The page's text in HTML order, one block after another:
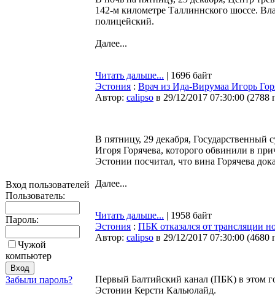
Вход пользователей
Пользователь:
Пароль:
Чужой
компьютер
Забыли пароль?
142-м километре Таллиннского шоссе.
полицейский.
Далее...
Читать дальше... | 1696 байт
Эстония : Врач из Ида-Вирумаа Игорь
Автор: calipso в 29/12/2017 07:30:00 (2788
В пятницу, 29 декабря, Государственный
Игоря Горячева, которого обвинили в
Эстонии посчитал, что вина Горячева
Далее...
Читать дальше... | 1958 байт
Эстония : ПБК отказался от трансляции
Автор: calipso в 29/12/2017 07:30:00 (4680
Первый Балтийский канал (ПБК) в этом
Эстонии Керсти Кальюлайд.